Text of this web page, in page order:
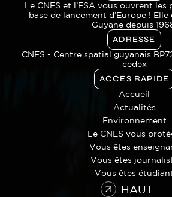
Le CNES et l’ESA vous ouvrent les
base de lancement d’Europe !
Guyane depuis
ADRESSE
CNES - Centre spatial guyanais
cedex
ACCES RAPIDE
Accueil
Actualités
Environnement
Le CNES vous
Vous êtes
Vous êtes
Vous êtes
HAUT